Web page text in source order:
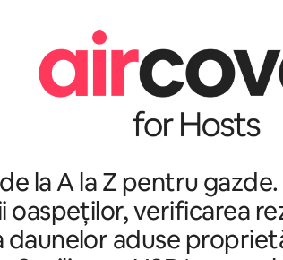
la A la Z pentru
verificarea
aduse